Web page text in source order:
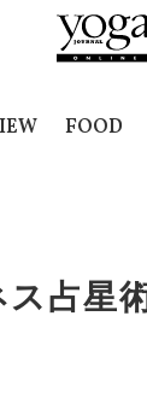
FOOD
占星